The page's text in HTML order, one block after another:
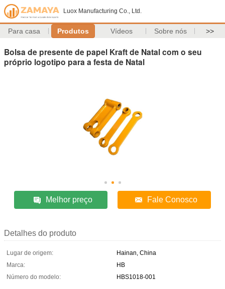
Luox Manufacturing Co., Ltd.
Para casa Produtos Vídeos Sobre nós >>
Bolsa de presente de papel Kraft de Natal com o seu
próprio logotipo para a festa de Natal
Melhor preço Fale Conosco
Detalhes do produto
Lugar de origem:
Hainan, China
Marca:
HB
Número do modelo:
HBS1018-001